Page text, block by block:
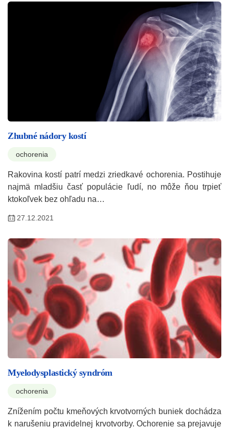
Zhubné nádory kostí
ochorenia
Rakovina kostí patrí medzi zriedkavé ochorenia. Postihuje
najmä mladšiu časť populácie ľudí, no môže ňou trpieť
ktokoľvek bez ohľadu na…
27.12.2021
Myelodysplastický syndróm
ochorenia
Znížením počtu kmeňových krvotvorných buniek dochádza
k narušeniu pravidelnej krvotvorby. Ochorenie sa prejavuje